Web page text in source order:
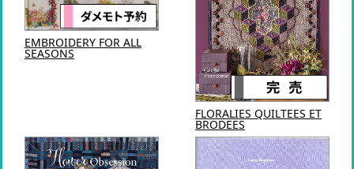
EMBROIDERY FOR ALL
SEASONS
FLORALIES QUILTEES ET
BRODEES